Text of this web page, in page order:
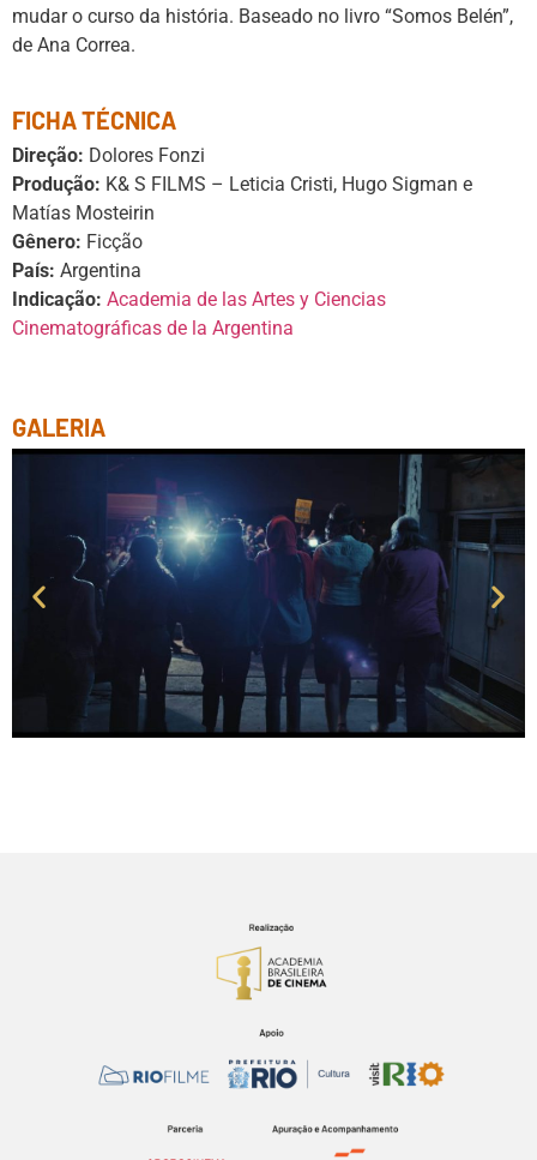
mudar o curso da história. Baseado no livro “Somos Belén”,
de Ana Correa.
FICHA TÉCNICA
Direção: Dolores Fonzi
Produção: K& S FILMS – Leticia Cristi, Hugo Sigman e
Matías Mosteirin
Gênero: Ficção
País: Argentina
Indicação: Academia de las Artes y Ciencias
Cinematográficas de la Argentina
GALERIA